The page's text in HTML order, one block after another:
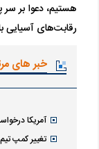
هستیم، دعوا بر
رقابت‌های آسیایی
خبر های
آمریکا
تغییر کمپ